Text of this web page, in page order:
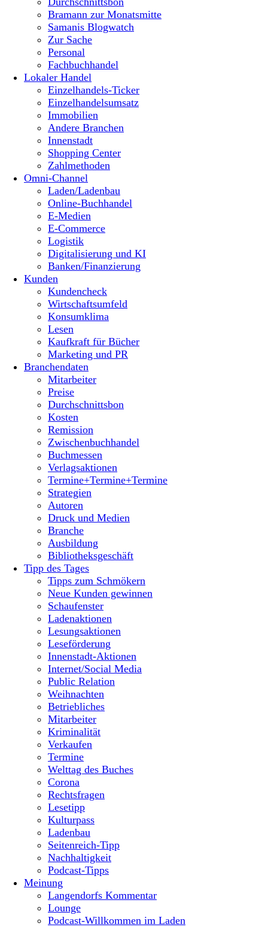
Bramann zur Monatsmitte
Samanis Blogwatch
Zur Sache
Personal
Fachbuchhandel
Lokaler Handel
Einzelhandels-Ticker
Einzelhandelsumsatz
Immobilien
Andere Branchen
Innenstadt
Shopping Center
Zahlmethoden
Omni-Channel
Laden/Ladenbau
Online-Buchhandel
E-Medien
E-Commerce
Logistik
Digitalisierung und KI
Banken/Finanzierung
Kunden
Kundencheck
Wirtschaftsumfeld
Konsumklima
Lesen
Kaufkraft für Bücher
Marketing und PR
Branchendaten
Mitarbeiter
Preise
Durchschnittsbon
Kosten
Remission
Zwischenbuchhandel
Buchmessen
Verlagsaktionen
Termine+Termine+Termine
Strategien
Autoren
Druck und Medien
Branche
Ausbildung
Bibliotheksgeschäft
Tipp des Tages
Tipps zum Schmökern
Neue Kunden gewinnen
Schaufenster
Ladenaktionen
Lesungsaktionen
Leseförderung
Innenstadt-Aktionen
Internet/Social Media
Public Relation
Weihnachten
Betriebliches
Mitarbeiter
Kriminalität
Verkaufen
Termine
Welttag des Buches
Corona
Rechtsfragen
Lesetipp
Kulturpass
Ladenbau
Seitenreich-Tipp
Nachhaltigkeit
Podcast-Tipps
Meinung
Langendorfs Kommentar
Lounge
Podcast-Willkommen im Laden